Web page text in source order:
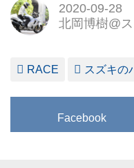
2020-09-28
北岡博樹@
RACE スズキの
Facebook